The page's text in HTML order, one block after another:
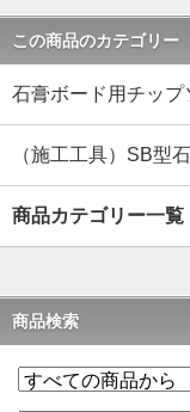
この商品のカテゴリー
石膏ボード用チップ
（施工工具）SB型
商品カテゴリー一覧
商品検索